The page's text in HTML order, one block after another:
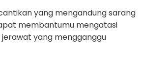
yang mengandung sarang
membantumu mengatasi
yang mengganggu